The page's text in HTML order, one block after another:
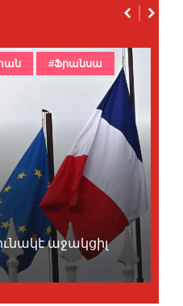
աջակցիլ
#Ֆրանսա